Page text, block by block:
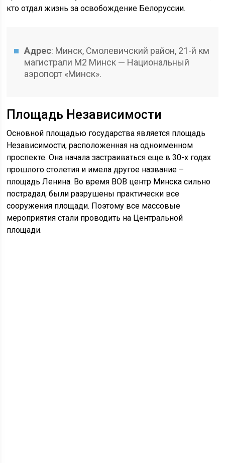
кто отдал жизнь за освобождение Белоруссии.
Адрес: Минск, Смолевичский район, 21-й км
магистрали М2 Минск — Национальный
аэропорт «Минск».
Площадь Независимости
Основной площадью государства является площадь
Независимости, расположенная на одноименном
проспекте. Она начала застраиваться еще в 30-х годах
прошлого столетия и имела другое название –
площадь Ленина. Во время ВОВ центр Минска сильно
пострадал, были разрушены практически все
сооружения площади. Поэтому все массовые
мероприятия стали проводить на Центральной
площади.